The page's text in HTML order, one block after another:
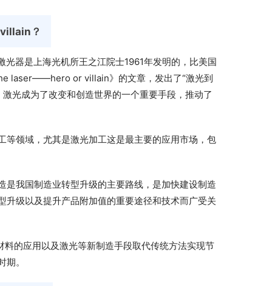
？
器是上海光机所王之江院士1961年发明的，比美国
laser——hero or villain》 的文章，发出了“激光到
光成为了改变和创造世界的一个重要手段，推动了
领域，尤其是激光加工这是最主要的应用市场，包
我国制造业转型升级的主要路线，是加快建设制造
级以及提升产品附加值的重要途径和技术而广受关
的应用以及激光等新制造手段取代传统方法实现节
。